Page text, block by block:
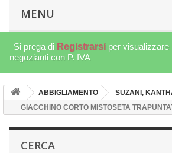
MENU
Si prega di Registrarsi per visualizzare
negozianti con P. IVA
ABBIGLIAMENTO
SUZANI,
GIACCHINO CORTO MISTOSETA
CERCA